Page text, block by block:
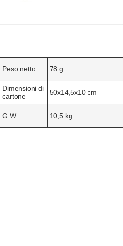
Peso netto 78 g
Dimensioni di
cartone
50x14,5x10 cm
G.W. 10,5 kg